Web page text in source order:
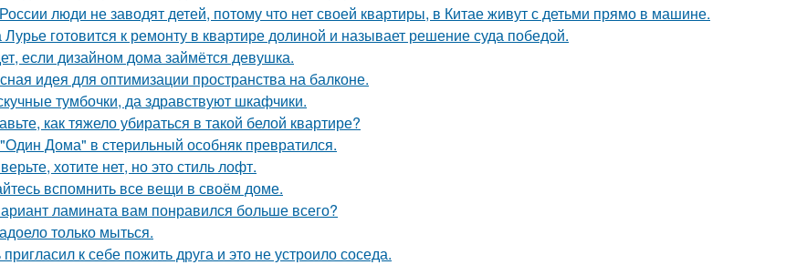
люди не заводят детей, потому что нет своей квартиры, в Китае живут с детьми прямо в машине.
готовится к ремонту в квартире долиной и называет решение суда победой.
если дизайном дома займётся девушка.
идея для оптимизации пространства на балконе.
тумбочки, да здравствуют шкафчики.
как тяжело убираться в такой белой квартире?
Дома" в стерильный особняк превратился.
хотите нет, но это стиль лофт.
вспомнить все вещи в своём доме.
ламината вам понравился больше всего?
только мыться.
к себе пожить друга и это не устроило соседа.